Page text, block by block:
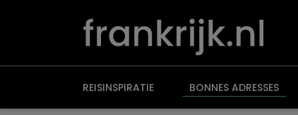
REISINSPIRATIE BONNES ADRESSES